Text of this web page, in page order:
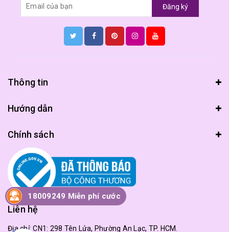
Đăng ký
Thông tin
Hướng dẫn
Chính sách
Liên hệ
Địa chỉ:CN1: 298 Tên Lửa, Phường An Lạc, TP. HCM.
18009249 Miễn phí cước